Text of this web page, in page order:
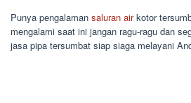
Punya pengalaman saluran airkotor
mengalami saat ini jangan ragu-ragu dan
jasa pipa tersumbat siap siaga melayani